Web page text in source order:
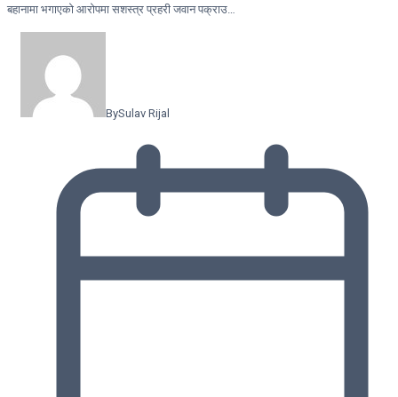
बहानामा भगाएको आरोपमा सशस्त्र प्रहरी जवान पक्राउ…
BySulav Rijal